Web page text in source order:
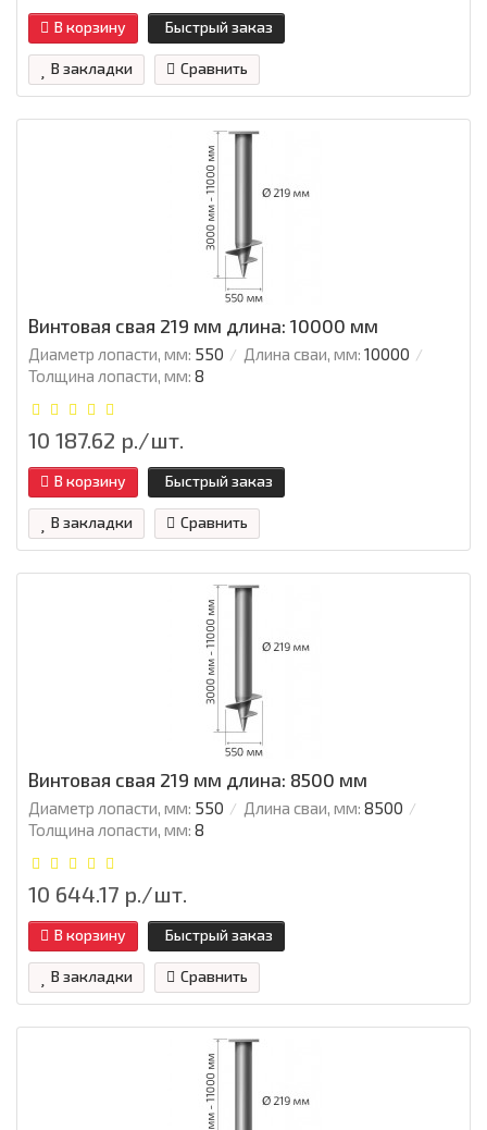
В корзину Быстрый заказ
В закладки Сравнить
Винтовая свая 219 мм длина: 10000 мм
Диаметр лопасти, мм: 550 Длина сваи, мм: 10000
Толщина лопасти, мм: 8
10 187.62 р./шт.
В корзину Быстрый заказ
В закладки Сравнить
Винтовая свая 219 мм длина: 8500 мм
Диаметр лопасти, мм: 550 Длина сваи, мм: 8500
Толщина лопасти, мм: 8
10 644.17 р./шт.
В корзину Быстрый заказ
В закладки Сравнить